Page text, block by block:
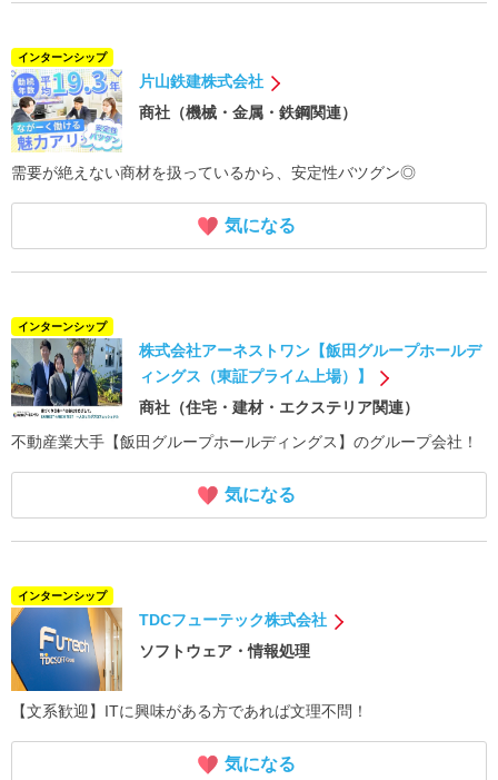
インターンシップ
片山鉄建株式会社
商社（機械・金属・鉄鋼関連）
需要が絶えない商材を扱っているから、安定性バツグン◎
気になる
インターンシップ
株式会社アーネストワン【飯田グループホールデ
ィングス（東証プライム上場）】
商社（住宅・建材・エクステリア関連）
不動産業大手【飯田グループホールディングス】のグループ会社！
気になる
インターンシップ
TDCフューテック株式会社
ソフトウェア・情報処理
【文系歓迎】ITに興味がある方であれば文理不問！
気になる